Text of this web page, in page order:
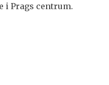
i Prags centrum.